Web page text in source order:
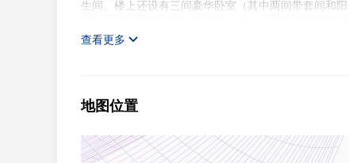
生间。楼上还设有三间豪华卧室（其中两间带套间和
叹为观止，精致的水景和铁艺装饰彰显着房屋的精雕
查看更多
地图位置